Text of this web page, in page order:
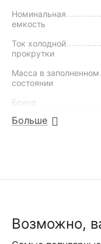
Номинальная
емкость
Ток холодной
прокрутки
Масса в заполненном
состоянии
Бренд
Полярность
Больше
Возможно,